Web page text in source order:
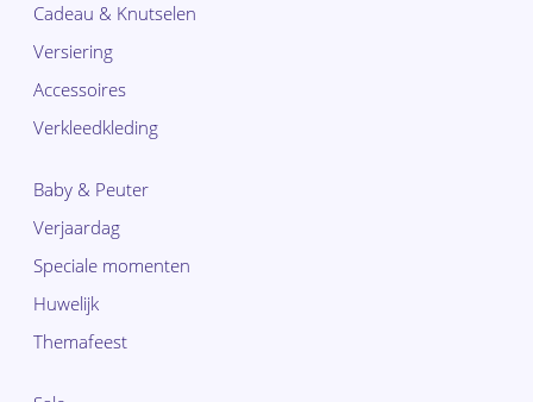
Cadeau & Knutselen
Versiering
Accessoires
Verkleedkleding
Baby & Peuter
Verjaardag
Speciale momenten
Huwelijk
Themafeest